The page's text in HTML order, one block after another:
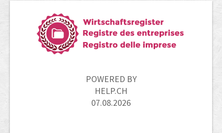
POWERED BY
HELP.CH
07.08.2026